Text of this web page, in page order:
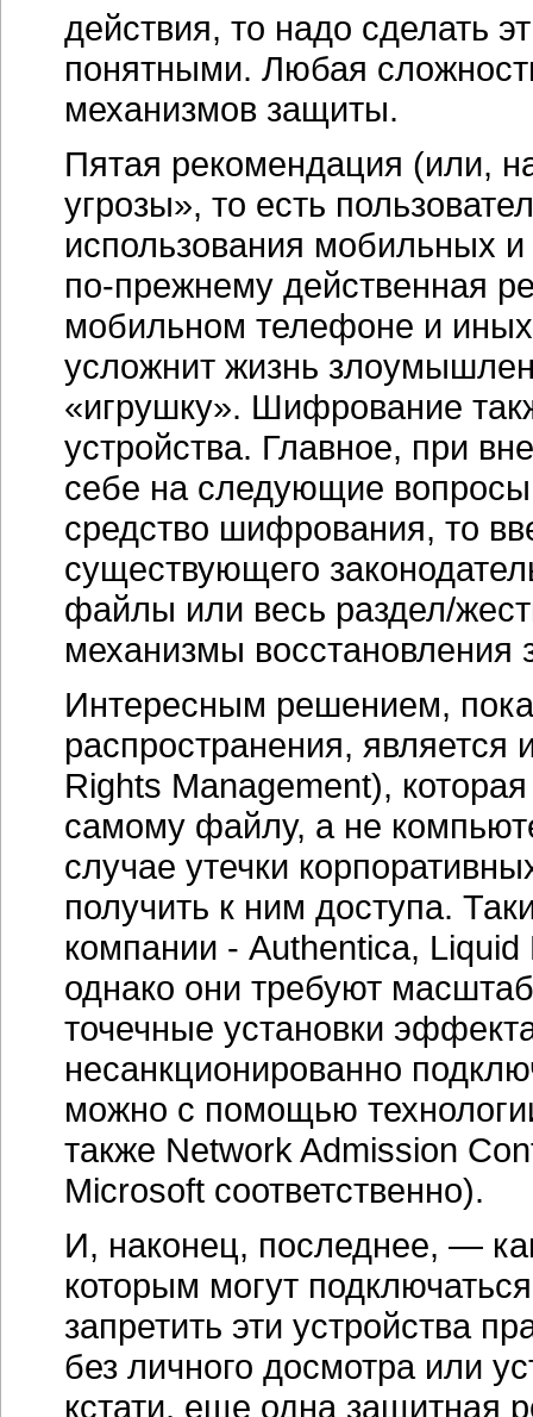
действия, то надо сделать
понятными. Любая
механизмов защиты.
Пятая рекомендация (или,
угрозы», то есть
использования мобильных
по-прежнему действенная
мобильном телефоне и
усложнит жизнь
«игрушку». Шифрование
устройства. Главное, при
себе на следующие
средство шифрования, то
существующего
файлы или весь раздел/
механизмы
Интересным решением,
распространения, является
Rights Management),
самому файлу, а не
случае утечки
получить к ним доступа.
компании - Authentica,
однако они требуют
точечные установки
несанкционированно
можно с помощью
также Network Admission
Microsoft соответственно).
И, наконец, последнее, —
которым могут
запретить эти устройства
без личного досмотра или
кстати, еще одна защитная